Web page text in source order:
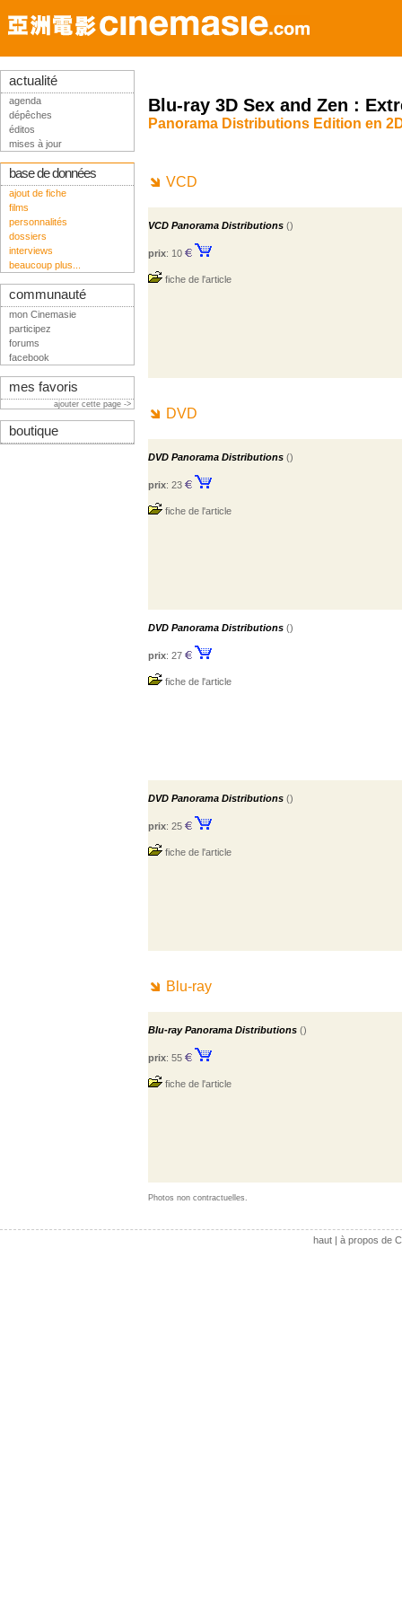
Blu-ray 3D Sex and Zen :
Panorama Distributions Edition en
VCD
VCD Panorama Distributions ()
prix: 10
fiche de l'article
DVD
DVD Panorama Distributions ()
prix: 23
fiche de l'article
DVD Panorama Distributions ()
prix: 27
fiche de l'article
DVD Panorama Distributions ()
prix: 25
fiche de l'article
Blu-ray
Blu-ray Panorama Distributions ()
prix: 55
fiche de l'article
Photos non contractuelles.
actualité
agenda
dépêches
éditos
mises à jour
base de données
ajout de fiche
films
personnalités
dossiers
interviews
beaucoup plus...
communauté
mon Cinemasie
participez
forums
facebook
mes favoris
ajouter cette page ->
boutique
haut| à propos de